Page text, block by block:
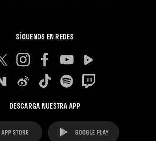
SÍGUENOS EN REDES
DESCARGA NUESTRA APP